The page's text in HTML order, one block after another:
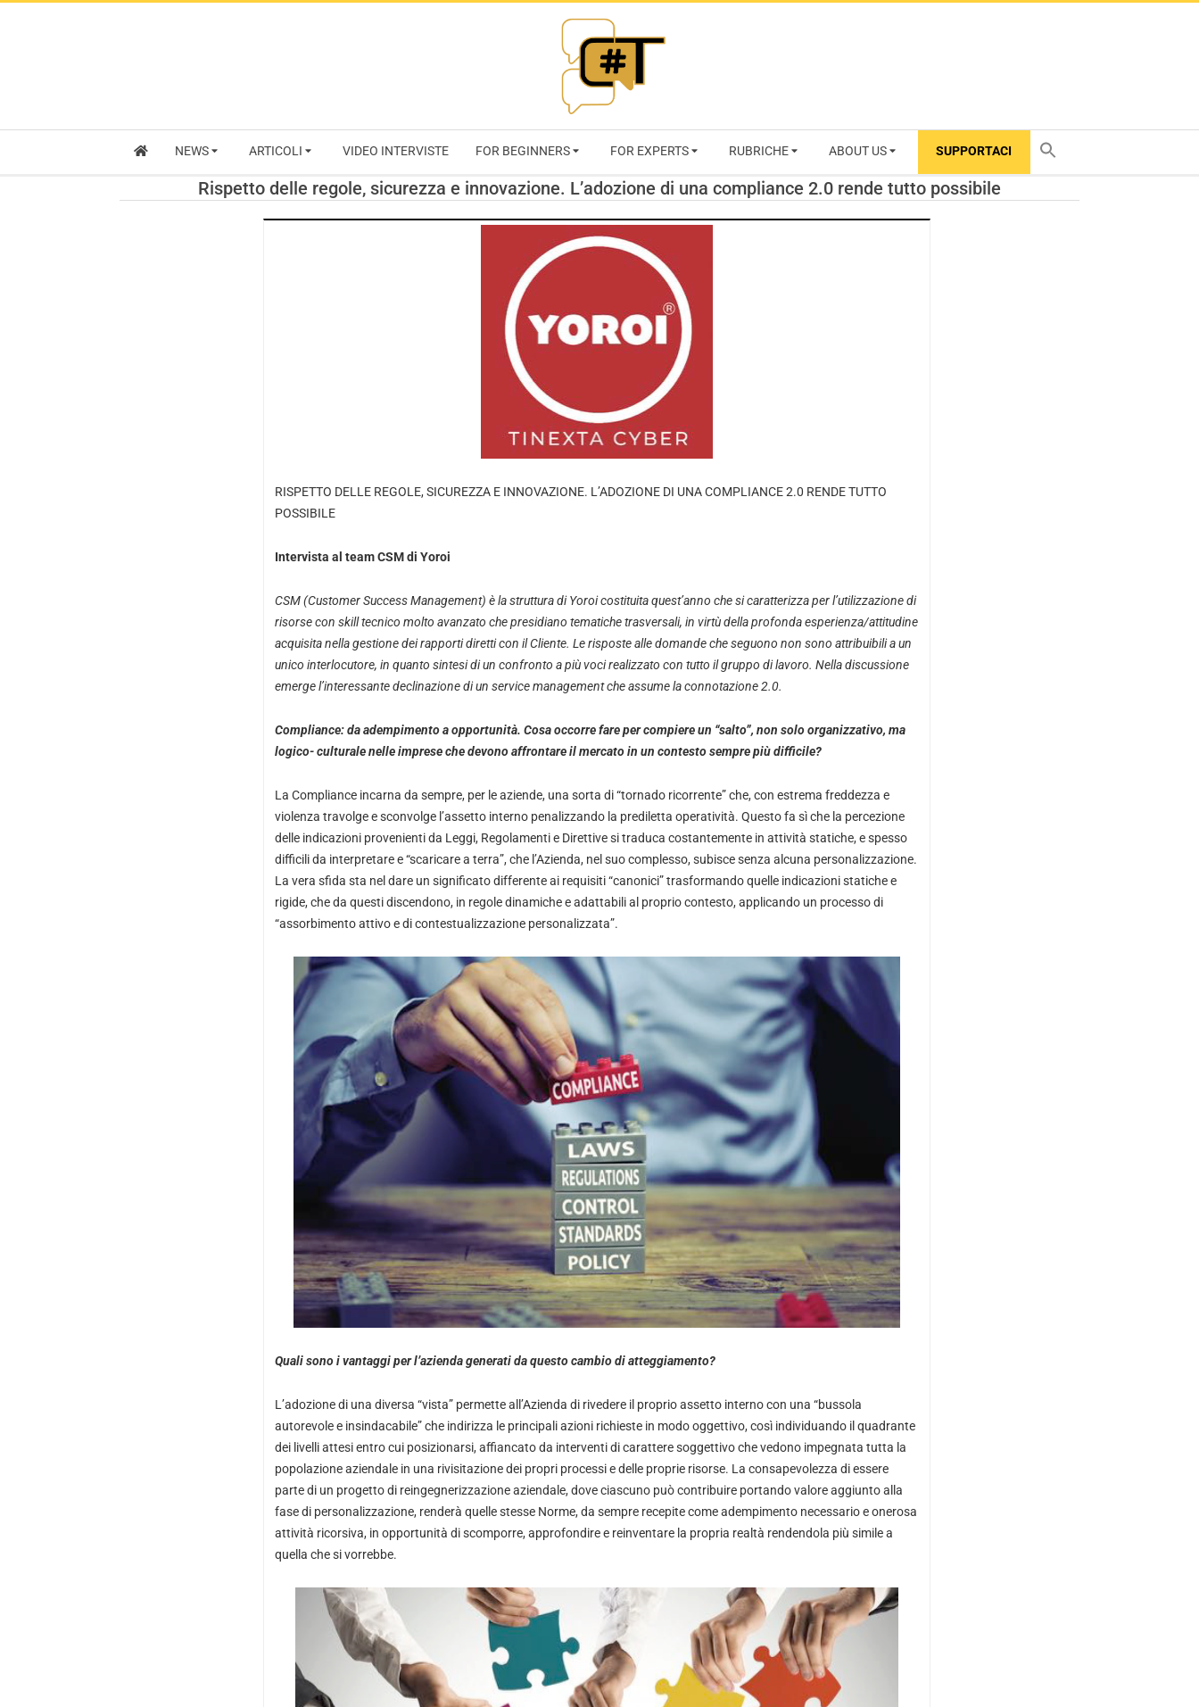
RIVISTA
CYBERSECURITY
TRENDS
NEWS ARTICOLI VIDEO INTERVISTE FOR BEGINNERS FOR EXPERTS RUBRICHE ABOUT US SUPPORTACI
Rispetto delle regole, sicurezza e innovazione. L’adozione di una compliance 2.0 rende tutto possibile
RISPETTO DELLE REGOLE, SICUREZZA E INNOVAZIONE. L’ADOZIONE DI UNA COMPLIANCE 2.0 RENDE TUTTO
POSSIBILE
Intervista al team CSM di Yoroi
CSM (Customer Success Management) è la struttura di Yoroi costituita quest’anno che si caratterizza per l’utilizzazione di
risorse con skill tecnico molto avanzato che presidiano tematiche trasversali, in virtù della profonda esperienza/attitudine
acquisita nella gestione dei rapporti diretti con il Cliente. Le risposte alle domande che seguono non sono attribuibili a un
unico interlocutore, in quanto sintesi di un confronto a più voci realizzato con tutto il gruppo di lavoro. Nella discussione
emerge l’interessante declinazione di un service management che assume la connotazione 2.0.
Compliance: da adempimento a opportunità. Cosa occorre fare per compiere un “salto”, non solo organizzativo, ma
logico- culturale nelle imprese che devono affrontare il mercato in un contesto sempre più difficile?
La Compliance incarna da sempre, per le aziende, una sorta di “tornado ricorrente” che, con estrema freddezza e
violenza travolge e sconvolge l’assetto interno penalizzando la prediletta operatività. Questo fa sì che la percezione
delle indicazioni provenienti da Leggi, Regolamenti e Direttive si traduca costantemente in attività statiche, e spesso
difficili da interpretare e “scaricare a terra”, che l’Azienda, nel suo complesso, subisce senza alcuna personalizzazione.
La vera sfida sta nel dare un significato differente ai requisiti “canonici” trasformando quelle indicazioni statiche e
rigide, che da questi discendono, in regole dinamiche e adattabili al proprio contesto, applicando un processo di
“assorbimento attivo e di contestualizzazione personalizzata”.
Quali sono i vantaggi per l’azienda generati da questo cambio di atteggiamento?
L’adozione di una diversa “vista” permette all’Azienda di rivedere il proprio assetto interno con una “bussola
autorevole e insindacabile” che indirizza le principali azioni richieste in modo oggettivo, così individuando il quadrante
dei livelli attesi entro cui posizionarsi, affiancato da interventi di carattere soggettivo che vedono impegnata tutta la
popolazione aziendale in una rivisitazione dei propri processi e delle proprie risorse. La consapevolezza di essere
parte di un progetto di reingegnerizzazione aziendale, dove ciascuno può contribuire portando valore aggiunto alla
fase di personalizzazione, renderà quelle stesse Norme, da sempre recepite come adempimento necessario e onerosa
attività ricorsiva, in opportunità di scomporre, approfondire e reinventare la propria realtà rendendola più simile a
quella che si vorrebbe.